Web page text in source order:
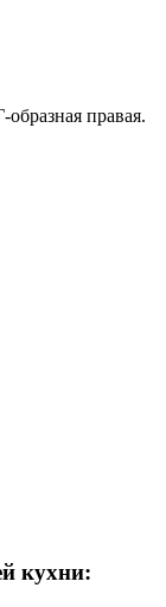
кухни: